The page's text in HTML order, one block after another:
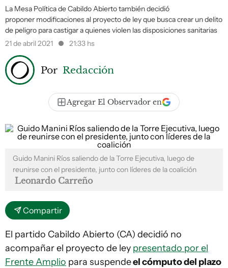
La Mesa Política de Cabildo Abierto también decidió
proponer modificaciones al proyecto de ley que busca crear un delito
de peligro para castigar a quienes violen las disposiciones sanitarias
21 de abril 2021
21:33 hs
Por Redacción
Agregar El Observador en
Guido Manini Ríos saliendo de la Torre Ejecutiva, luego de
reunirse con el presidente, junto con líderes de la coalición
Leonardo Carreño
Compartir
El partido Cabildo Abierto (CA) decidió no
acompañar el proyecto de ley presentado por el
Frente Amplio para suspendeel cómputo del plazo